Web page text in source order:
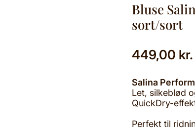
Bluse
sort/sort
449,00 kr.
Salina
Let, silkeblød
QuickDry-
Perfekt til